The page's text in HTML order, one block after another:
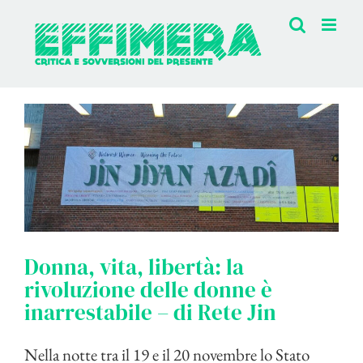
contenuto
Donna, vita, libertà: la
rivoluzione delle donne è
inarrestabile – di Rete Jin
Nella notte tra il 19 e il 20 novembre lo Stato